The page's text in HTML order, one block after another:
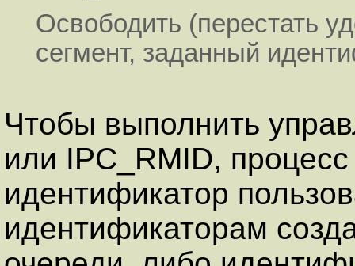
Освободить (перестать
сегмент, заданный
Чтобы выполнить
или IPC_RMID,
идентификатор
идентификаторам